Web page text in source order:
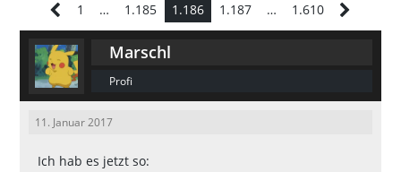
1 … 1.185 1.186 1.187 … 1.610
Marschl
Profi
11. Januar 2017
Ich hab es jetzt so: